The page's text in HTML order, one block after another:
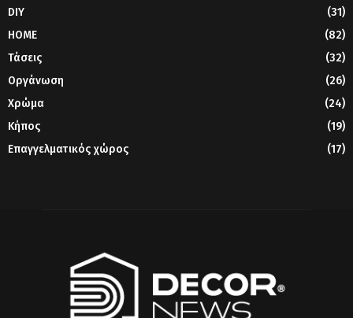
DIY
(31)
HOME
(82)
Τάσεις
(32)
Οργάνωση
(26)
Χρώμα
(24)
Κήπος
(19)
Επαγγελματικός χώρος
(17)